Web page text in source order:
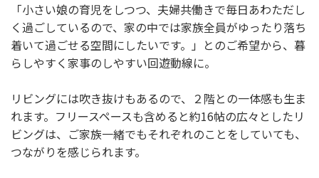
「小さい娘の育児をしつつ、夫婦共働きで毎日あわただし
く過ごしているので、家の中では家族全員がゆったり落ち
着いて過ごせる空間にしたいです。」とのご希望から、暮
らしやすく家事のしやすい回遊動線に。
リビングには吹き抜けもあるので、２階との一体感も生ま
れます。フリースペースも含めると約16帖の広々としたリ
ビングは、ご家族一緒でもそれぞれのことをしていても、
つながりを感じられます。